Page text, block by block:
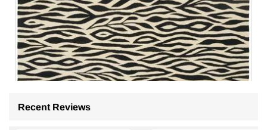
Recent Reviews